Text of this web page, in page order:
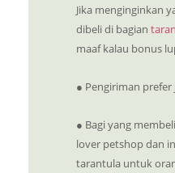
Jika menginginkan
dibeli di bagian
maaf kalau bonus
● Pengiriman
● Bagi yang
lover petshop dan
tarantula untuk